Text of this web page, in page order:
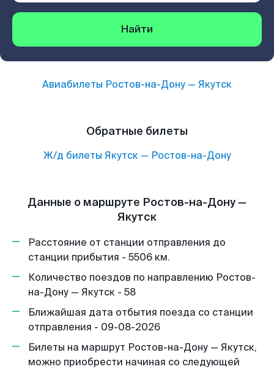
Найти
Авиабилеты Ростов-на-Дону — Якутск
Обратные билеты
Ж/д билеты Якутск— Ростов-на-Дону
Данные о маршруте Ростов-на-Дону —
Якутск
Расстояние от станции отправления до
станции прибытия - 5506 км.
Количество поездов по направлению Ростов-
на-Дону — Якутск - 58
Ближайшая дата отбытия поезда со станции
отправления - 09-08-2026
Билеты на маршрут Ростов-на-Дону — Якутск,
можно приобрести начиная со следующей